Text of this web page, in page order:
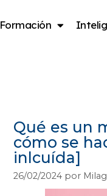
Formación
Qué es un
cómo se
inlcuída]
26/02/2024 por